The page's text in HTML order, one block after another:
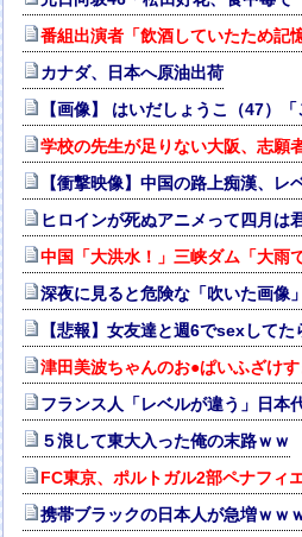
番組出演者「飲酒していたため記
カナダ、日本へ原油出荷
【画像】 はいだしょうこ（47）
学校の先生が足りない大阪、志
【衝撃映像】中国の路上痴漢、
ヒロインが死ぬアニメって四月は
中国「大洪水！」三峡ダム「大雨
深夜に見ると危険な「吹いた画像
【悲報】女友達と週6でsexして
津田美波ちゃんのお●ぱいふざけ
フランス人「レベルが違う」日本
５浪して東大入った俺の末路ｗｗ
FC東京、ポルトガル2部ペナフィ
携帯ブラックの日本人が急増ｗｗ